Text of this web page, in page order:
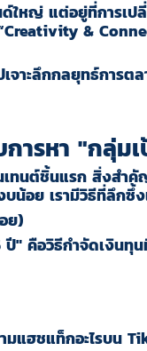
ใหญ่ แต่อยู่ที่การเ
&
าะลึกกลยุทธ์การ
รหา "กลุ่ม
เทนต์ชิ้นแรก สิ่งสำ
อย เรามีวิธีที่ลึกซึ้
ย)
" คือวิธีกำจัดเงิน
แฮชแท็กอะไรบน